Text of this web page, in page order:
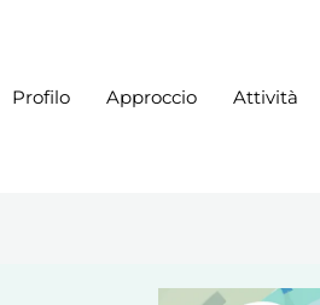
Profilo Approccio Attività